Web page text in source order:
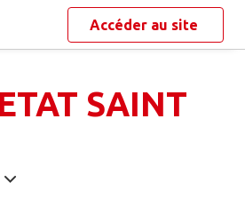
Accéder au site
SAINT